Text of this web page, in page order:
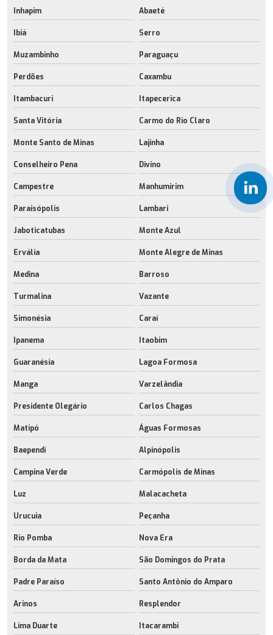
Inhapim Abaeté
Ibiá Serro
Muzambinho Paraguaçu
Perdões Caxambu
Itambacuri Itapecerica
Santa Vitória Carmo do Rio Claro
Monte Santo de Minas Lajinha
Conselheiro Pena Divino
Campestre Manhumirim
Paraisópolis Lambari
Jaboticatubas Monte Azul
Ervália Monte Alegre de Minas
Medina Barroso
Turmalina Vazante
Simonésia Caraí
Ipanema Itaobim
Guaranésia Lagoa Formosa
Manga Varzelândia
Presidente Olegário Carlos Chagas
Matipó Águas Formosas
Baependi Alpinópolis
Campina Verde Carmópolis de Minas
Luz Malacacheta
Urucuia Peçanha
Rio Pomba Nova Era
Borda da Mata São Domingos do Prata
Padre Paraíso Santo Antônio do Amparo
Arinos Resplendor
Lima Duarte Itacarambi